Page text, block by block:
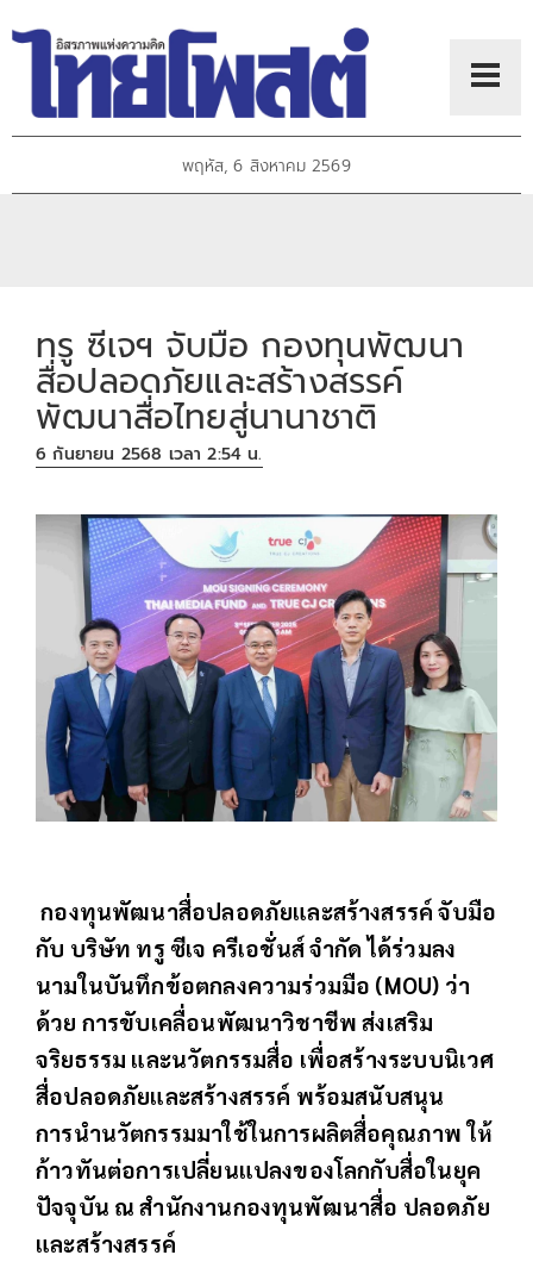
พฤหัส, 6 สิงหาคม 2569
ทรู ซีเจฯ จับมือ กองทุนพัฒนา
สื่อปลอดภัยและสร้างสรรค์
พัฒนาสื่อไทยสู่นานาชาติ
6 กันยายน 2568 เวลา 2:54 น.
กองทุนพัฒนาสื่อปลอดภัยและสร้างสรรค์ จับมือ
กับ บริษัท ทรู ซีเจ ครีเอชั่นส์ จำกัด ได้ร่วมลง
นามในบันทึกข้อตกลงความร่วมมือ (MOU) ว่า
ด้วย การขับเคลื่อนพัฒนาวิชาชีพ ส่งเสริม
จริยธรรม และนวัตกรรมสื่อ เพื่อสร้างระบบนิเวศ
สื่อปลอดภัยและสร้างสรรค์ พร้อมสนับสนุน
การนำนวัตกรรมมาใช้ในการผลิตสื่อคุณภาพ ให้
ก้าวทันต่อการเปลี่ยนแปลงของโลกกับสื่อในยุค
ปัจจุบัน ณ สำนักงานกองทุนพัฒนาสื่อ ปลอดภัย
และสร้างสรรค์